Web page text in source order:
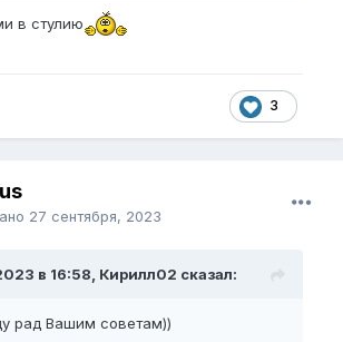
примерно 10-20 градусов.
9.
в стулию
3
27 сентября, 2023
в 16:58, Кирилл02 сказал:
рад Вашим советам))